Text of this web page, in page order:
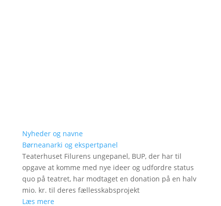
Nyheder og navne
Børneanarki og ekspertpanel
Teaterhuset Filurens ungepanel, BUP, der har til
opgave at komme med nye ideer og udfordre status
quo på teatret, har modtaget en donation på en halv
mio. kr. til deres fællesskabsprojekt
Læs mere